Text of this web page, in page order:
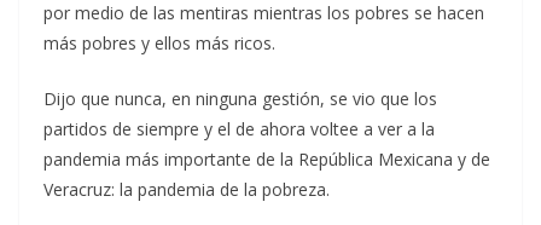
por medio de las mentiras mientras los pobres se hacen
más pobres y ellos más ricos.
Dijo que nunca, en ninguna gestión, se vio que los
partidos de siempre y el de ahora voltee a ver a la
pandemia más importante de la República Mexicana y de
Veracruz: la pandemia de la pobreza.